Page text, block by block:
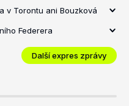
v Torontu ani Bouzková
Federera
Další expres zprávy